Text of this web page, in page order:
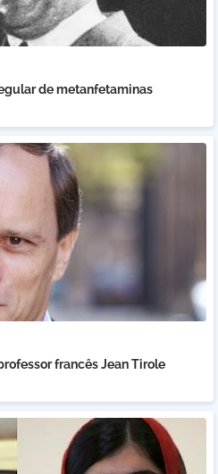
de metanfetaminas
francês Jean Tirole